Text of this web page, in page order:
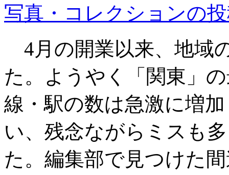
写真・コレクションの
4月の開業以来、地域
た。ようやく「関東」
線・駅の数は急激に増
い、残念ながらミスも
た。編集部で見つけた